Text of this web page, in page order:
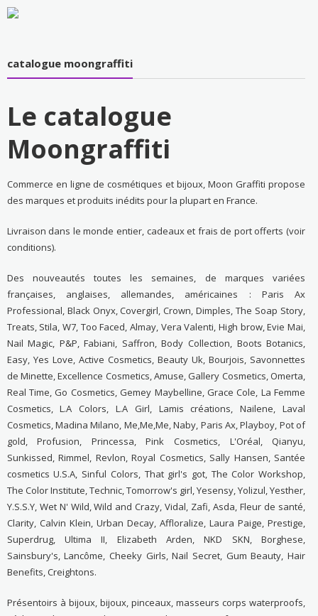
catalogue moongraffiti
Le catalogue
Moongraffiti
Commerce en ligne de cosmétiques et bijoux, Moon Graffiti propose
des marques et produits inédits pour la plupart en France.
Livraison dans le monde entier, cadeaux et frais de port offerts (voir
conditions).
Des nouveautés toutes les semaines, de marques variées
françaises, anglaises, allemandes, américaines : Paris Ax
Professional, Black Onyx, Covergirl, Crown, Dimples, The Soap Story,
Treats, Stila, W7, Too Faced, Almay, Vera Valenti, High brow, Evie Mai,
Nail Magic, P&P, Fabiani, Saffron, Body Collection, Boots Botanics,
Easy, Yes Love, Active Cosmetics, Beauty Uk, Bourjois, Savonnettes
de Minette, Excellence Cosmetics, Amuse, Gallery Cosmetics, Omerta,
Real Time, Go Cosmetics, Gemey Maybelline, Grace Cole, La Femme
Cosmetics, L.A Colors, L.A Girl, Lamis créations, Nailene, Laval
Cosmetics, Madina Milano, Me,Me,Me, Naby, Paris Ax, Playboy, Pot of
gold, Profusion, Princessa, Pink Cosmetics, L'Oréal, Qianyu,
Sunkissed, Rimmel, Revlon, Royal Cosmetics, Sally Hansen, Santée
cosmetics U.S.A, Sinful Colors, That girl's got, The Color Workshop,
The Color Institute, Technic, Tomorrow's girl, Yesensy, Yolizul, Yesther,
Y.S.S.Y, Wet N' Wild, Wild and Crazy, Vidal, Zafi, Asda, Fleur de santé,
Clarity, Calvin Klein, Urban Decay, Affloralize, Laura Paige, Prestige,
Superdrug, Ultima II, Elizabeth Arden, NKD SKN, Borghese,
Sainsbury's, Lancôme, Cheeky Girls, Nail Secret, Gum Beauty, Hair
Benefits, Creightons.
Présentoirs à bijoux, bijoux, pinceaux, masseurs corps waterproofs,